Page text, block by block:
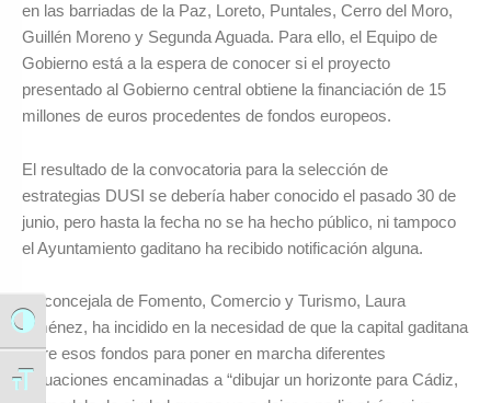
Alternar alto contraste
Alternar tamaño de letra
en las barriadas de la Paz, Loreto, Puntales, Cerro del Moro,
Guillén Moreno y Segunda Aguada. Para ello, el Equipo de
Gobierno está a la espera de conocer si el proyecto
presentado al Gobierno central obtiene la financiación de 15
millones de euros procedentes de fondos europeos.
El resultado de la convocatoria para la selección de
estrategias DUSI se debería haber conocido el pasado 30 de
junio, pero hasta la fecha no se ha hecho público, ni tampoco
el Ayuntamiento gaditano ha recibido notificación alguna.
La concejala de Fomento, Comercio y Turismo, Laura
Jiménez, ha incidido en la necesidad de que la capital gaditana
logre esos fondos para poner en marcha diferentes
actuaciones encaminadas a “dibujar un horizonte para Cádiz,